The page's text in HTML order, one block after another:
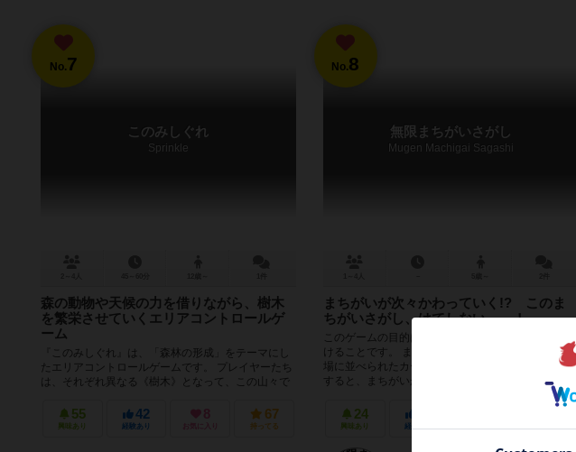
No.7
このみしぐれ
Sprinkle
森の動物や天候の力を借りながら、樹木
を繁栄させていくエリアコントロールゲ
ーム
『このみしぐれ』は、「森林の形成」をテーマにし
たエリアコントロールゲームです。 プレイヤーたち
は、それぞれ異なる《樹木》となって、この山々で
55
興味あり
42
経験あり
8
お気に入り
67
持ってる
No.8
無限まちがいさがし
Mugen Machigai Sagashi
まちがいが次々かわっていく!? このま
ちがいさがし、はてしない……！
このゲームの目的は誰よりも多く、まちがいを見つ
けることです。 まちがいが見つからなくなったら、
場に並べられたカードを新しく入れ替えます。そう
すると、まちがいが増えたり減...
24
興味あり 経験あり